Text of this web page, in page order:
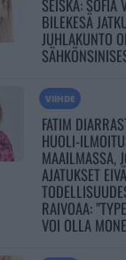
SEISKA: SOFIA
BILEKESÄ
JUHLAKUNTO
VIIHDE
FATIM
HUOLI-
MAAILMASSA,
AJATUKSET
RAIVOAA:
VOI OLLA